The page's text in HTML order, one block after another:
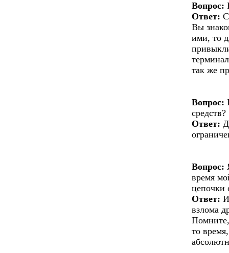
Вопрос:
Ответ:
Вы
ими, то
так же
Вопрос:
средств?
Ответ:
Вопрос:
время
цепочки
Ответ:
взлома
то